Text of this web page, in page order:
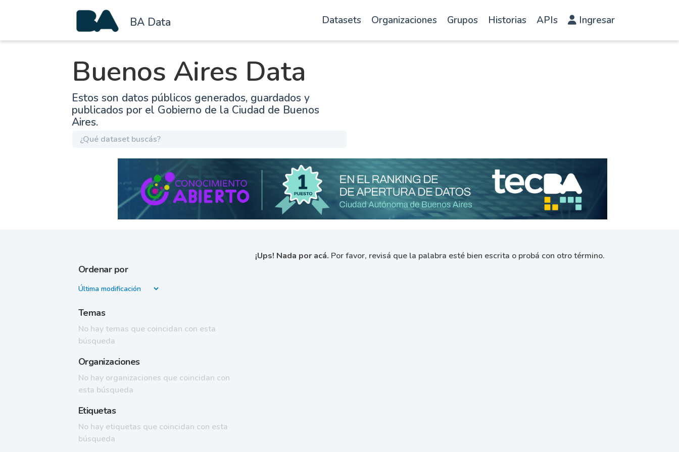
BA Data Datasets Organizaciones Grupos Historias APIs Ingresar
Buenos Aires Data
Estos son datos públicos generados, guardados y
publicados por el Gobierno de la Ciudad de Buenos
Aires.
Ordenar por
Temas
No hay temas que coincidan con esta
búsqueda
Organizaciones
No hay organizaciones que coincidan con
esta búsqueda
Etiquetas
No hay etiquetas que coincidan con esta
búsqueda
¡Ups! Nada por acá. Por favor, revisá que la palabra esté bien escrita o probá con otro término.